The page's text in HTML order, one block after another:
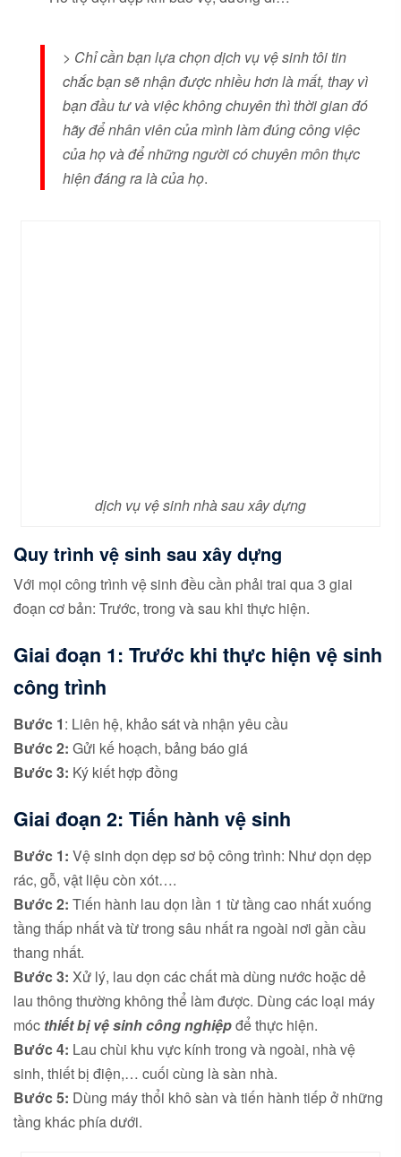
> Chỉ cần bạn lựa chọn dịch vụ vệ sinh tôi tin
chắc bạn sẽ nhận được nhiều hơn là mất, thay vì
bạn đầu tư và việc không chuyên thì thời gian đó
hãy để nhân viên của mình làm đúng công việc
của họ và để những người có chuyên môn thực
hiện đáng ra là của họ.
dịch vụ vệ sinh nhà sau xây dựng
Quy trình vệ sinh sau xây dựng
Với mọi công trình vệ sinh đều cần phải trai qua 3 giai
đoạn cơ bản: Trước, trong và sau khi thực hiện.
Giai đoạn 1: Trước khi thực hiện vệ sinh
công trình
Bước 1: Liên hệ, khảo sát và nhận yêu cầu
Bước 2: Gửi kế hoạch, bảng báo giá
Bước 3: Ký kiết hợp đồng
Giai đoạn 2: Tiến hành vệ sinh
Bước 1: Vệ sinh dọn dẹp sơ bộ công trình: Như dọn dẹp
rác, gỗ, vật liệu còn xót….
Bước 2: Tiến hành lau dọn lần 1 từ tầng cao nhất xuống
tầng thấp nhất và từ trong sâu nhất ra ngoài nơi gần cầu
thang nhất.
Bước 3: Xử lý, lau dọn các chất mà dùng nước hoặc dẻ
lau thông thường không thể làm được. Dùng các loại máy
móc thiết bị vệ sinh công nghiệpđể thực hiện.
Bước 4: Lau chùi khu vực kính trong và ngoài, nhà vệ
sinh, thiết bị điện,… cuối cùng là sàn nhà.
Bước 5: Dùng máy thổi khô sàn và tiến hành tiếp ở những
tầng khác phía dưới.